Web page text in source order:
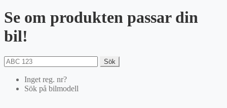
Se om produkten passar din
bil!
Sök
Inget reg. nr?
Sök på bilmodell